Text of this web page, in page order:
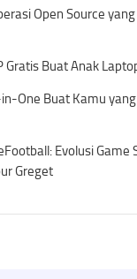
Open Source
Gratis Buat Anak
One Buat Kamu
Evolusi Game
Greget